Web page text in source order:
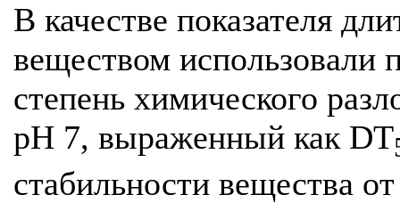
В качестве показателя
веществом использовали
степень химического
pH 7, выраженный как DT
стабильности вещества